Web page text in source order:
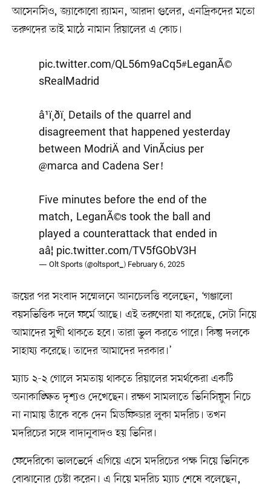
আসেনসিও, জ্যাকোবো র‌্যামন, আরদা গুলের, এনদ্রিকদের মতো
তরুণদের তাই মাঠে নামান রিয়ালের এ কোচ।
pic.twitter.com/QL56m9aCq5#LeganÃ©
sRealMadrid
â¹ï¸ðï¸ Details of the quarrel and
disagreement that happened yesterday
between ModriÄ and VinÃ­cius per
@marca and Cadena Ser!
Five minutes before the end of the
match, LeganÃ©s took the ball and
played a counterattack that ended in
aâ¦ pic.twitter.com/TV5fGObV3H
— Olt Sports (@oltsport_) February 6, 2025
জয়ের পর সংবাদ সম্মেলনে আনচেলত্তি বলেছেন, ‘গঞ্জালো
বয়সভিত্তিক দলে ফর্মে আছে। এই তরুণেরা যা করেছে, সেটা নিয়ে
আমাদের সুখী থাকতে হবে। তারা ভুল করতে পারে। কিন্তু দলকে
সাহায্য করেছে। তাদের আমাদের দরকার।’
ম্যাচ ২-২ গোলে সমতায় থাকতে রিয়ালের সমর্থকেরা একটি
অনাকাঙ্ক্ষিত দৃশ্যও দেখেছেন। রক্ষণ সামলাতে ভিনিসিয়ুস নিচে
না নামায় তাঁকে বকে দেন মিডফিল্ডার লুকা মদরিচ। তখন
মদরিচের সঙ্গে বাদানুবাদও হয় ভিনির।
ফেদেরিকো ভালভের্দে এগিয়ে এসে মদরিচের পক্ষ নিয়ে ভিনিকে
বোঝানোর চেষ্টা করেন। এ নিয়ে মদরিচ ম্যাচ শেষে বলেছেন,